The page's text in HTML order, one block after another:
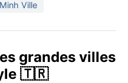
Ville
grandes villes
🇹🇷